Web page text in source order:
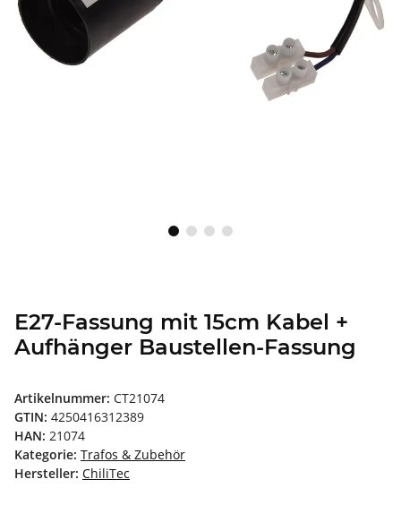
E27-Fassung mit 15cm Kabel +
Aufhänger Baustellen-Fassung
Artikelnummer: CT21074
GTIN: 4250416312389
HAN: 21074
Kategorie: Trafos & Zubehör
Hersteller: ChiliTec